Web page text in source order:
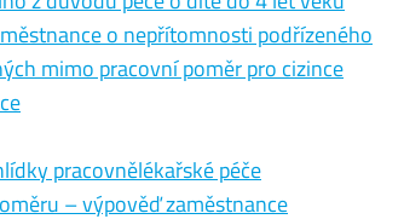
o nepřítomnosti podřízeného
mimo pracovní poměr pro cizince
pracovnělékařské péče
– výpověď zaměstnance